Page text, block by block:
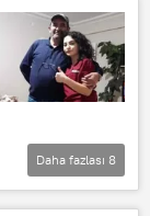
Daha fazlası 8